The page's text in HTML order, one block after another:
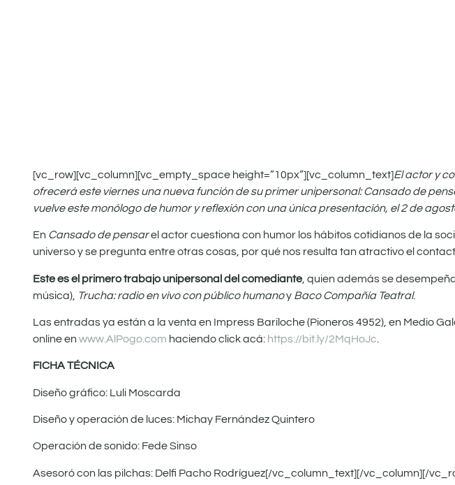
[vc_row][vc_column][vc_empty_space height=”10px”][vc_column_text]El actor y
ofrecerá este viernes una nueva función de su primer unipersonal: Cansado de
vuelve este monólogo de humor y reflexión con una única presentación, el 2 de
En Cansado de pensarel actor cuestiona con humor los hábitos cotidianos de la
universo y se pregunta entre otras cosas, por qué nos resulta tan atractivo el
Este es el primero trabajo unipersonal del comediante, quien además se
música), Trucha: radio en vivo con público humanoy Baco Compañía Teatral.
Las entradas ya están a la venta en Impress Bariloche (Pioneros 4952), en Medio
online en www.AlPogo.com haciendo click acá: https://bit.ly/2MqHoJc
FICHA TÉCNICA
Diseño gráfico: Luli Moscarda
Diseño y operación de luces: Michay Fernández Quintero
Operación de sonido: Fede Sinso
Asesoró con las pilchas: Delfi Pacho Rodríguez[/vc_column_text][/vc_column][/